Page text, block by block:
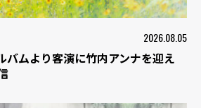
2026.08.05
バムより客演に竹内アンナを迎え